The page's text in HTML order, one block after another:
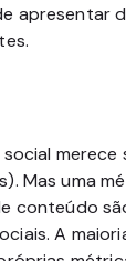
apresentar
Mas uma
conteúdo
A